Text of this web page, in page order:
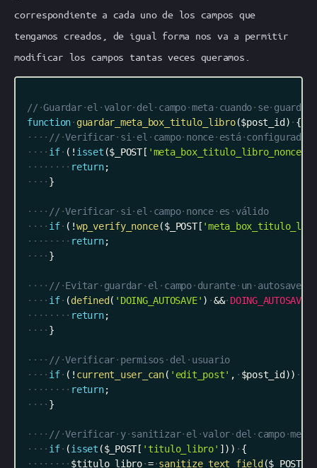
correspondiente a cada uno de los campos que
tengamos creados, de igual forma nos va a permitir
modificar los campos tantas veces queramos.
// Guardar el valor del campo meta cuando se guarda
function guardar_meta_box_titulo_libro($post_id )
{
// Verificar si el campo nonce está configurado
if
( ! isset ($_POST[ 'meta_box_titulo_libro_nonce'
return;
}
// Verificar si el campo nonce es
válido
if
( !wp_verify_nonce($_POST[
return;
}
// Evitar guardar el campo durante un
autosave
if
(defined ( 'DOING_AUTOSAVE' ) && DOING_AUTOSAVE
return;
}
// Verificar permisos del
usuario
if
( ! current_user_can( 'edit_post' , $post_id ))
return;
}
// Verificar y sanitizar el valor del campo meta
if
(isset ($_POST[ 'titulo_libro' ] ) )
{
$titulo_libro = sanitize_text_field ($_POST[